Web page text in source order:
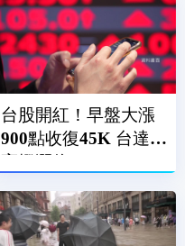
台股開紅！早盤大漲
900點收復45K 台達電
亮燈漲停